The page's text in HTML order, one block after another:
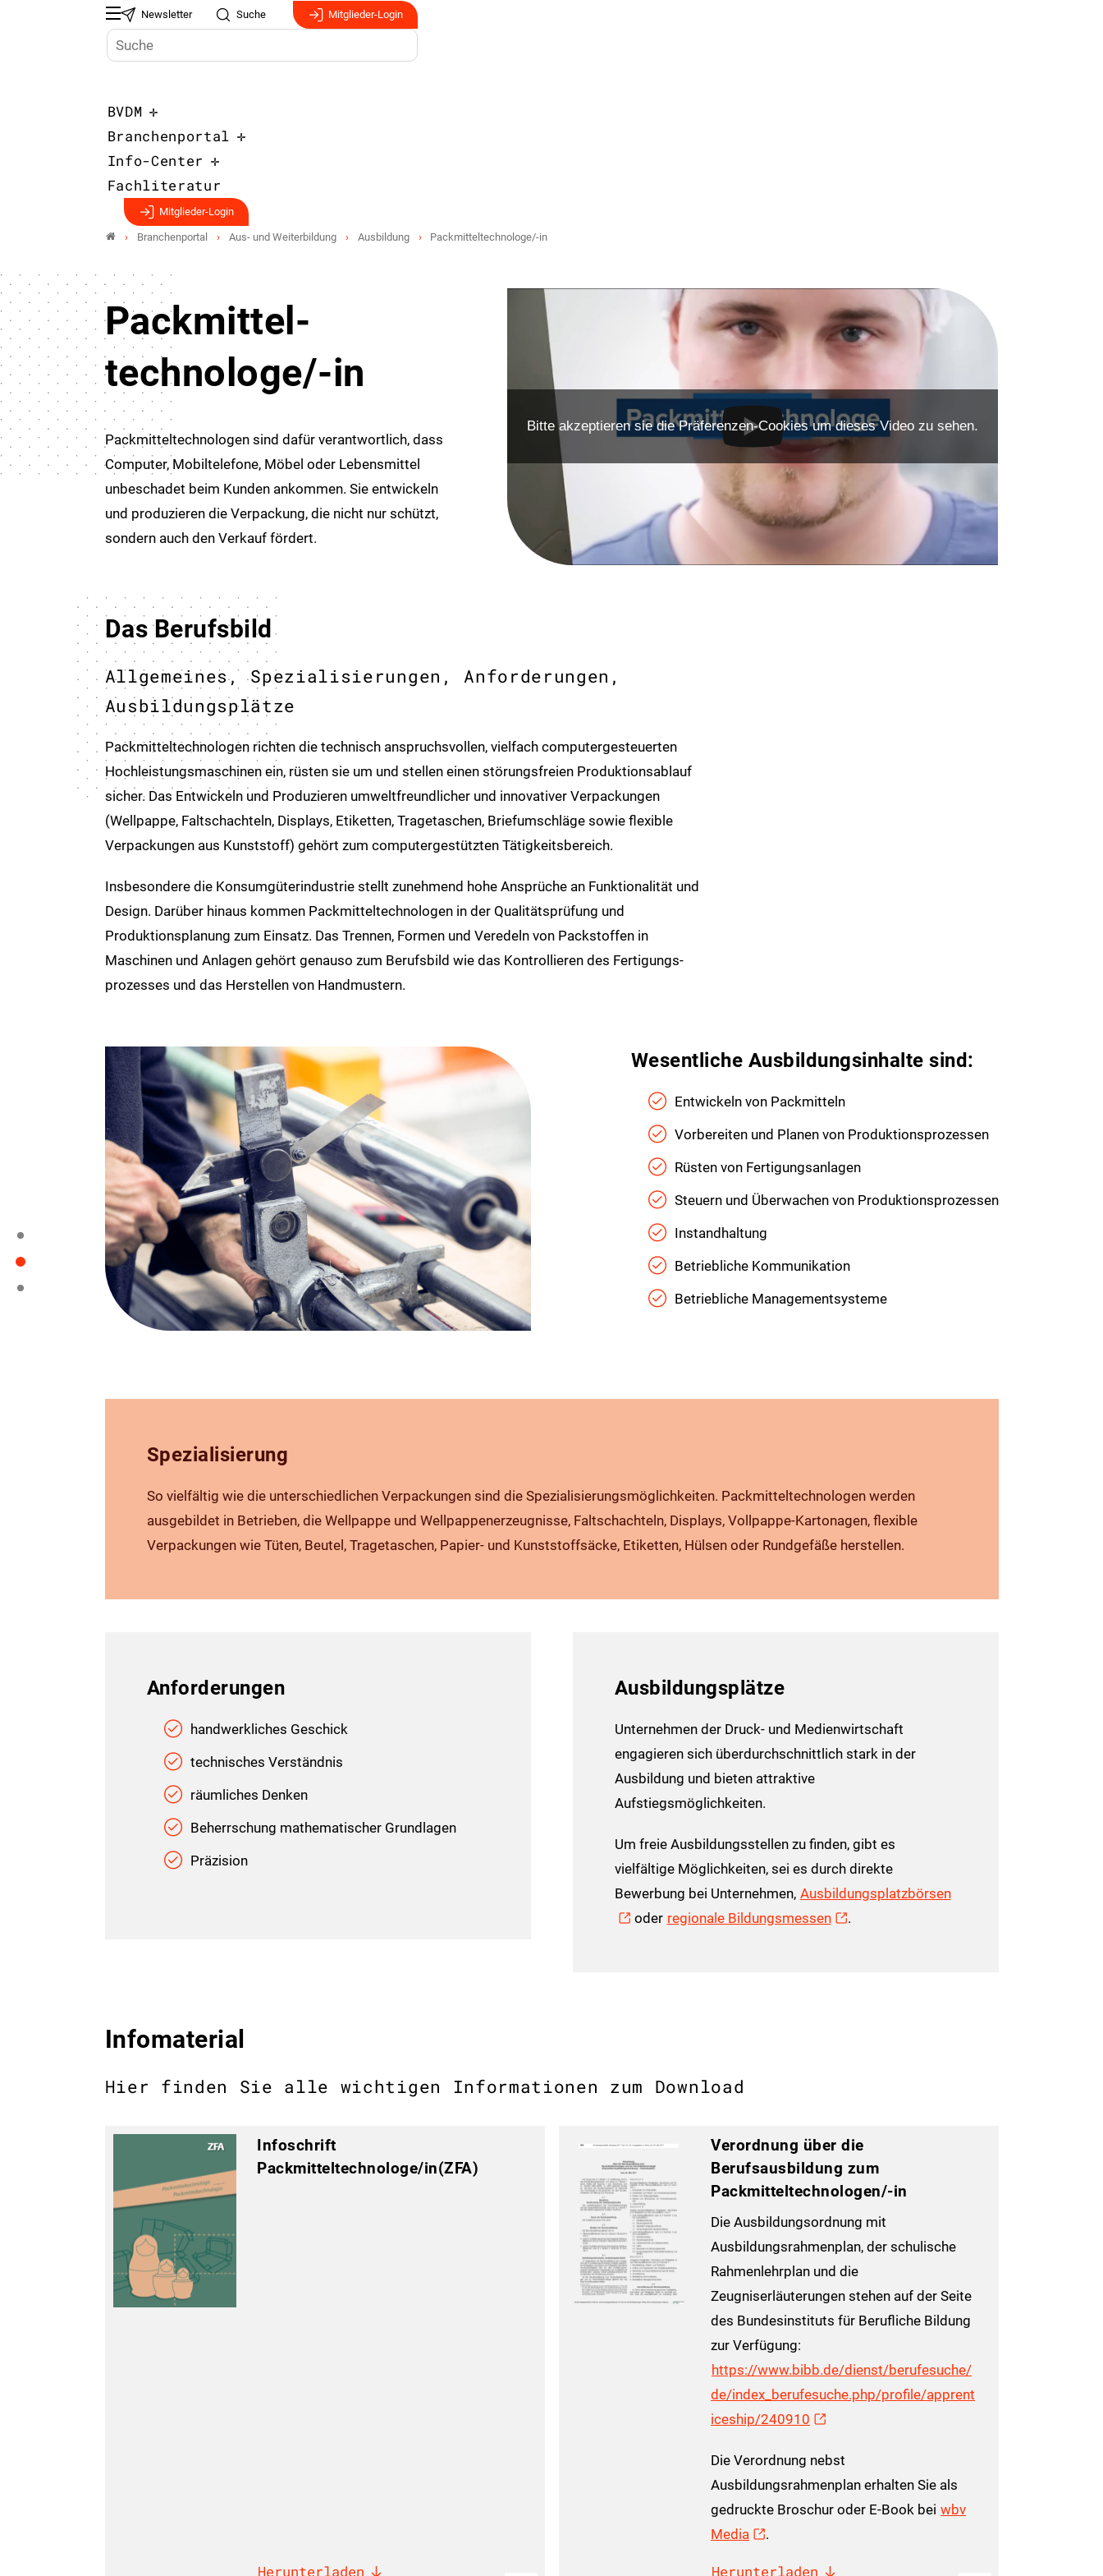
Newsletter Suche Mitglieder-Login
BVDM
Branchenportal
Info-Center
Fachliteratur
Mitglieder-Login
Branchenportal Aus- und Weiterbildung Ausbildung Packmitteltechnologe/-in
Packmittel­
technologe/-in
Packmitteltechnologen sind dafür verantwortlich, dass
Computer, Mobiltelefone, Möbel oder Lebensmittel
unbeschadet beim Kunden ankommen. Sie entwickeln
und produzieren die Verpackung, die nicht nur schützt,
sondern auch den Verkauf fördert.
Bitte akzeptieren sie die Präferenzen-Cookies um dieses Video zu sehen.
Das Berufsbild
Allgemeines, Spezialisierungen, Anforderungen,
Ausbildungsplätze
Packmittel­technologen richten die technisch anspruchs­vollen, vielfach computer­gesteuerten
Hochleistungs­maschinen ein, rüsten sie um und stellen einen störungs­freien Produktions­ablauf
sicher. Das Entwickeln und Produzieren umwelt­freundlicher und innovativer Verpackungen
(Wellpappe, Falt­schachteln, Displays, Etiketten, Trage­taschen, Brief­umschläge sowie flexible
Verpackungen aus Kunststoff) gehört zum computer­gestützten Tätigkeits­bereich.
Insbesondere die Konsum­güter­industrie stellt zunehmend hohe Ansprüche an Funktionalität und
Design. Darüber hinaus kommen Pack­mittel­technologen in der Qualitäts­prüfung und
Produktions­planung zum Einsatz. Das Trennen, Formen und Veredeln von Packstoffen in
Maschinen und Anlagen gehört genauso zum Berufsbild wie das Kontrollieren des Fertigungs­
prozesses und das Herstellen von Hand­mustern.
Wesentliche Ausbildungsinhalte sind:
Entwickeln von Packmitteln
Vorbereiten und Planen von Produktionsprozessen
Rüsten von Fertigungsanlagen
Steuern und Überwachen von Produktionsprozessen
Instandhaltung
Betriebliche Kommunikation
Betriebliche Managementsysteme
Spezialisierung
So vielfältig wie die unterschiedlichen Verpackungen sind die Spezialisierungs­möglichkeiten. Packmittel­technologen werden
ausgebildet in Betrieben, die Wellpappe und Wellpappen­erzeugnisse, Falt­schachteln, Displays, Vollpappe-Kartonagen, flexible
Verpackungen wie Tüten, Beutel, Trage­taschen, Papier- und Kunststoffsäcke, Etiketten, Hülsen oder Rundgefäße herstellen.
Anforderungen
handwerkliches Geschick
technisches Verständnis
räumliches Denken
Beherrschung mathematischer Grundlagen
Präzision
Ausbildungsplätze
Unternehmen der Druck- und Medienwirtschaft
engagieren sich überdurchschnittlich stark in der
Ausbildung und bieten attraktive
Aufstiegsmöglichkeiten.
Um freie Ausbildungsstellen zu finden, gibt es
vielfältige Möglichkeiten, sei es durch direkte
Bewerbung bei Unternehmen, Ausbildungsplatzbörsen
oder regionale Bildungsmessen .
Infomaterial
Hier finden Sie alle wichtigen Informationen zum Download
Infoschrift
Packmitteltechnologe/in(ZFA)
Herunterladen
Verordnung über die
Berufsausbildung zum
Packmitteltechnologen/-in
Die Ausbildungsordnung mit
Ausbildungsrahmenplan, der schulische
Rahmenlehrplan und die
Zeugniserläuterungen stehen auf der Seite
des Bundesinstituts für Berufliche Bildung
zur Verfügung:
https://www.bibb.de/dienst/berufesuche/
de/index_berufesuche.php/profile/apprent
iceship/240910
Die Verordnung nebst
Ausbildungsrahmenplan erhalten Sie als
gedruckte Broschur oder E-Book bei wbv
Media
.
Herunterladen